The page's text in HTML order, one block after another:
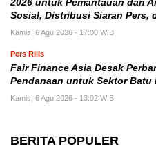
2026 untuk Pemantauan dan
Sosial, Distribusi Siaran Pers,
Kamis, 6 Agu 2026 - 17:00 WIB
Pers Rilis
Fair Finance Asia Desak
Pendanaan untuk Sektor Batu
Kamis, 6 Agu 2026 - 13:02 WIB
BERITA POPULER